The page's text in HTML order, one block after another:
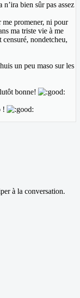
bien sûr pas assez
me promener, ni pour
ma triste vie à me
censuré, nondetcheu,
un peu maso sur les
bonne!
!
à la conversation.